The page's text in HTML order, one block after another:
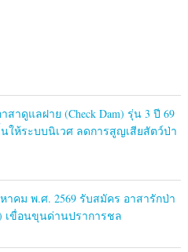
าดูแลฝาย (Check Dam) รุ่น 3 ปี 69
ห้ระบบนิเวศ ลดการสูญเสียสัตว์ป่า
าคม พ.ศ. 2569 รับสมัคร อาสารักป่า
เขื่อนขุนด่านปราการชล